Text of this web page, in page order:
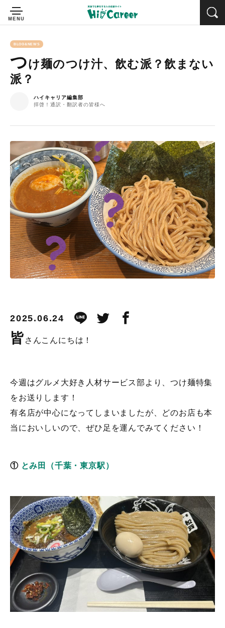
BLOG&NEWS
つけ麺のつけ汁、飲む派？飲まない
派？
ハイキャリア編集部
拝啓！通訳・翻訳者の皆様へ
2025.06.24
皆 さんこんにちは！
今週はグルメ大好き人材サービス部より、つけ麺特集
をお送りします！
有名店が中心になってしまいましたが、どのお店も本
当においしいので、ぜひ足を運んでみてください！
①とみ田（千葉・東京駅）